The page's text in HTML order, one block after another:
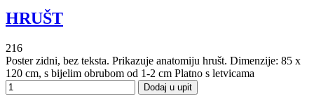
HRUŠT
216
Poster zidni, bez teksta. Prikazuje anatomiju hrušt. Dimenzije: 85 x
120 cm, s bijelim obrubom od 1-2 cm Platno s letvicama
Dodaj u upit